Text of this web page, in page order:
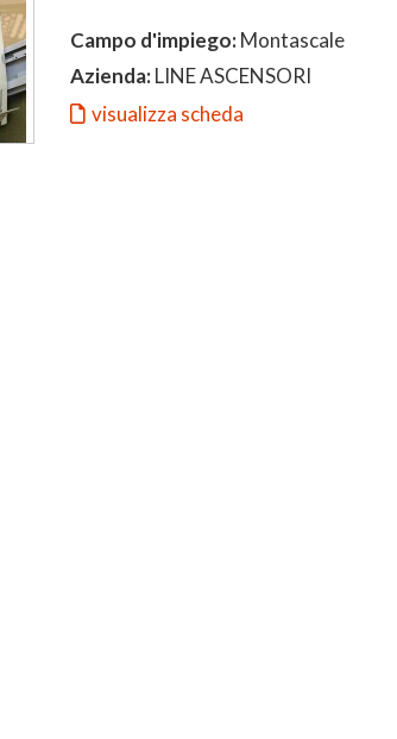
Campo d'impiego:Montascale
Azienda:LINE ASCENSORI
visualizza scheda